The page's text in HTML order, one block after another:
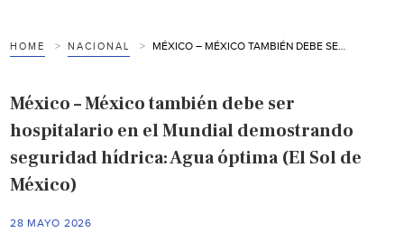
HOME NACIONAL
México – México también debe ser
hospitalario en el Mundial demostrando
seguridad hídrica: Agua óptima (El Sol de
México)
28 MAYO 2026